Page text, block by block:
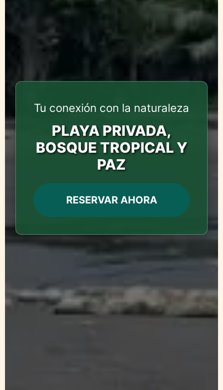
Tu conexión con la naturaleza
PLAYA PRIVADA,
BOSQUE TROPICAL Y
PAZ
RESERVAR AHORA